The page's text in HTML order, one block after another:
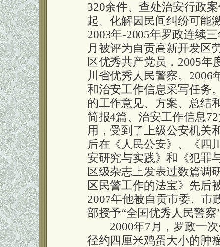
320余件、查处治安行政
起、化解因民间纠纷可能
2003年-2005年罗政连续
月被评为自贡高新开发区
区优秀共产党员，2005年
川省优秀人民警察。2006
和治安工作信息采写任务
的工作意见、方案、总结
简报4篇、治安工作信息
用，受到了上级公安机关
后在《人民公安》、《四
安研究与实践》和《犯罪
区级杂志上发表过数篇调
区民警工作的法宝》先后
2007年他被自贡市委、市
部授予“全国优秀人民警察
2000年7月，罗政一次
径约四厘米鸡蛋大小的肿